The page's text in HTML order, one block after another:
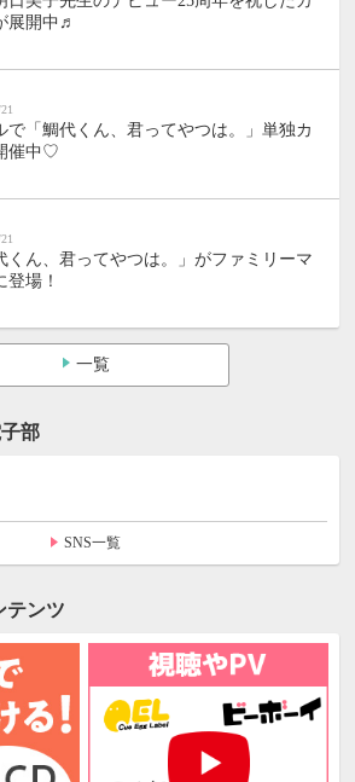
展開中♬
で「鯛代くん、君ってやつは。」単独カ
催中♡
くん、君ってやつは。」がファミリーマ
登場！
一覧
部
SNS一覧
テンツ